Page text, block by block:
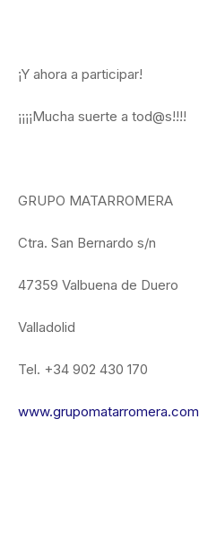
¡Y ahora a participar!
¡¡¡¡Mucha suerte a tod@s!!!!
GRUPO MATARROMERA
Ctra. San Bernardo s/n
47359 Valbuena de Duero
Valladolid
Tel. +34 902 430 170
www.grupomatarromera.com